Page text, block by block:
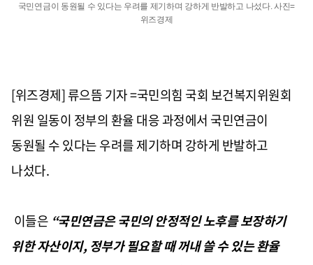
국민연금이 동원될 수 있다는 우려를 제기하며 강하게 반발하고 나섰다. 사진=
위즈경제
[위즈경제] 류으뜸 기자 =국민의힘 국회 보건복지위원회
위원 일동이 정부의 환율 대응 과정에서 국민연금이
동원될 수 있다는 우려를 제기하며 강하게 반발하고
나섰다.
이들은 “국민연금은 국민의 안정적인 노후를 보장하기
위한 자산이지, 정부가 필요할 때 꺼내 쓸 수 있는 환율